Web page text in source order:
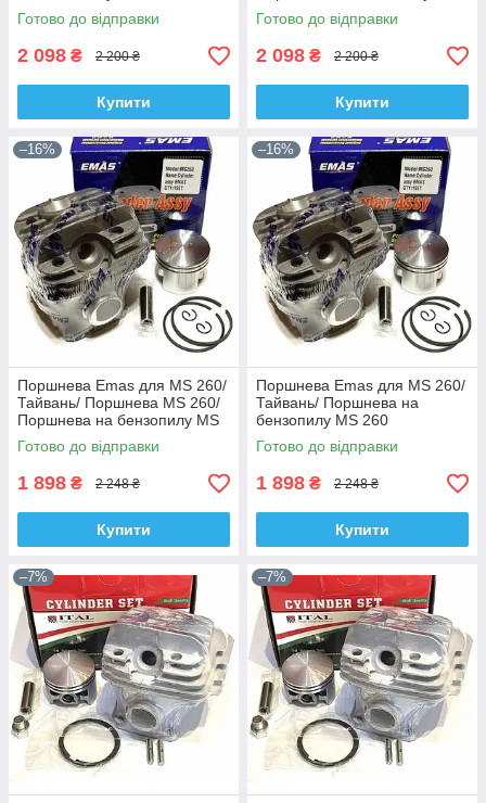
Готово до відправки
2 098 ₴ 2 200 ₴
Купити
260
Готово до відправки
2 098 ₴ 2 200 ₴
Купити
–16%
Поршнева Emas для MS 260/
Тайвань/ Поршнева MS 260/
Поршнева на бензопилу MS
260
Готово до відправки
1 898 ₴ 2 248 ₴
Купити
–16%
Поршнева Emas для MS 260/
Тайвань/ Поршнева на
бензопилу MS 260
Готово до відправки
1 898 ₴ 2 248 ₴
Купити
–7% –7%